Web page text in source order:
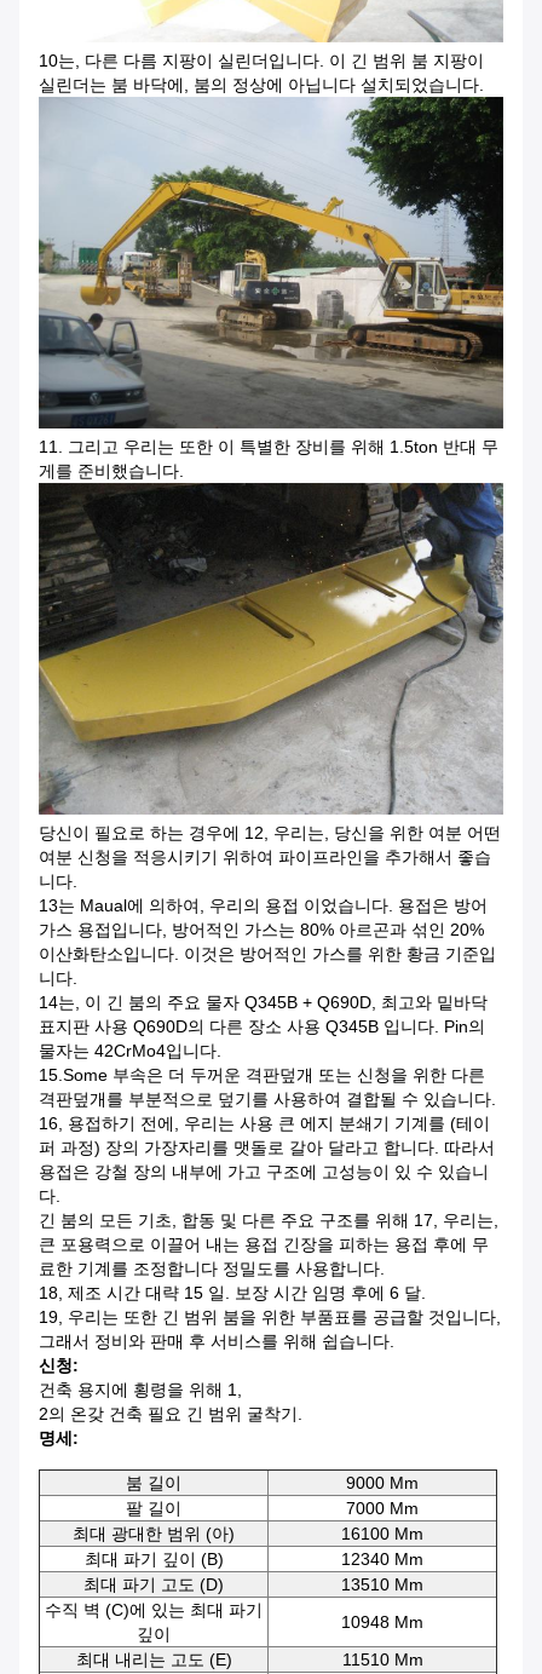
10는, 다른 다름 지팡이 실린더입니다. 이 긴 범위 붐 지팡이
실린더는 붐 바닥에, 붐의 정상에 아닙니다 설치되었습니다.
11. 그리고 우리는 또한 이 특별한 장비를 위해 1.5ton 반대 무
게를 준비했습니다.
당신이 필요로 하는 경우에 12 , 우리는, 당신을 위한 여분 어떤
여분 신청을 적응시키기 위하여 파이프라인을 추가해서 좋습
니다.
13는 Maual에 의하여, 우리의 용접 이었습니다. 용접은 방어
가스 용접입니다, 방어적인 가스는 80% 아르곤과 섞인 20%
이산화탄소입니다. 이것은 방어적인 가스를 위한 황금 기준입
니다.
14는, 이 긴 붐의 주요 물자 Q345B + Q690D, 최고와 밑바닥
표지판 사용 Q690D의 다른 장소 사용 Q345B 입니다. Pin의
물자는 42CrMo4입니다.
15.Some 부속은 더 두꺼운 격판덮개 또는 신청을 위한 다른
격판덮개를 부분적으로 덮기를 사용하여 결합될 수 있습니다.
16, 용접하기 전에, 우리는 사용 큰 에지 분쇄기 기계를 (테이
퍼 과정) 장의 가장자리를 맷돌로 갈아 달라고 합니다. 따라서
용접은 강철 장의 내부에 가고 구조에 고성능이 있 수 있습니
다.
긴 붐의 모든 기초, 합동 및 다른 주요 구조를 위해 17, 우리는,
큰 포용력으로 이끌어 내는 용접 긴장을 피하는 용접 후에 무
료한 기계를 조정합니다 정밀도를 사용합니다.
18, 제조 시간 대략 15 일. 보장 시간 임명 후에 6 달.
19, 우리는 또한 긴 범위 붐을 위한 부품표를 공급할 것입니다,
그래서 정비와 판매 후 서비스를 위해 쉽습니다.
신청:
건축 용지에 횡령을 위해 1,
2의 온갖 건축 필요 긴 범위 굴착기.
명세:
붐 길이
9000 Mm
팔 길이
7000 Mm
최대 광대한 범위 (아)
16100 Mm
최대 파기 깊이 (B)
12340 Mm
최대 파기 고도 (D)
13510 Mm
수직 벽 (C)에 있는 최대 파기
깊이
10948 Mm
최대 내리는 고도 (E)
11510 Mm